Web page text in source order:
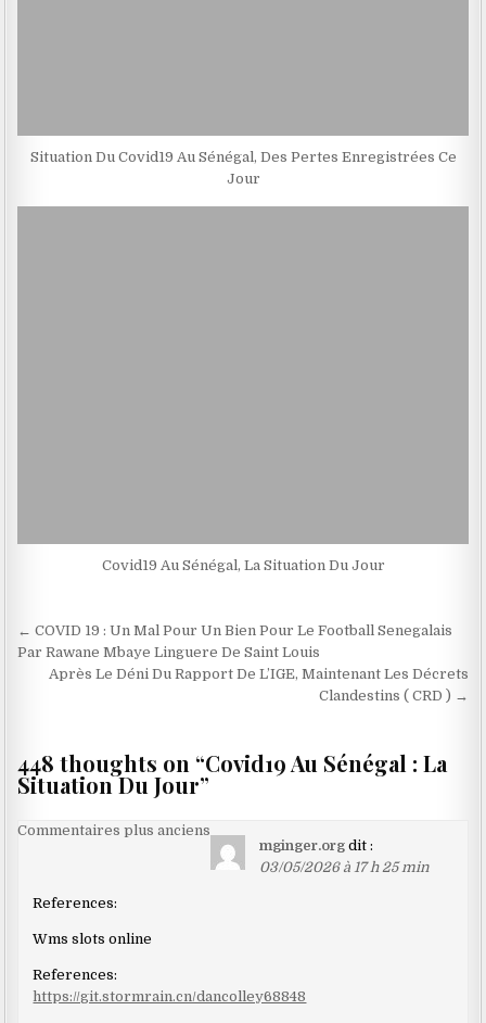
Situation Du Covid19 Au Sénégal, Des Pertes Enregistrées Ce
Jour
Covid19 Au Sénégal, La Situation Du Jour
Navigation
de
l’article
← COVID 19 : Un Mal Pour Un Bien Pour Le Football Senegalais
Par Rawane Mbaye Linguere De Saint Louis
Après Le Déni Du Rapport De L’IGE, Maintenant Les Décrets
Clandestins ( CRD ) →
448 thoughts on “Covid19 Au Sénégal : La
Situation Du Jour”
Navigation
les
commentaires
Commentaires plus anciens
mginger.org dit :
03/05/2026 à 17 h 25 min
References:
Wms slots online
References:
https://git.stormrain.cn/dancolley68848